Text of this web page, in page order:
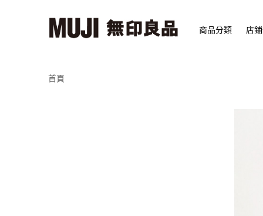
商品分類 店
首頁